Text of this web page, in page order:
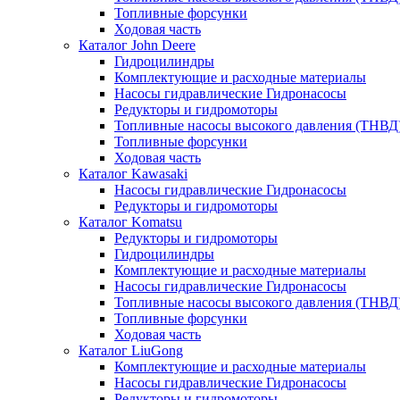
Топливные форсунки
Ходовая часть
Каталог John Deere
Гидроцилиндры
Комплектующие и расходные материалы
Насосы гидравлические Гидронасосы
Редукторы и гидромоторы
Топливные насосы высокого давления
Топливные форсунки
Ходовая часть
Каталог Kawasaki
Насосы гидравлические Гидронасосы
Редукторы и гидромоторы
Каталог Komatsu
Редукторы и гидромоторы
Гидроцилиндры
Комплектующие и расходные материалы
Насосы гидравлические Гидронасосы
Топливные насосы высокого давления
Топливные форсунки
Ходовая часть
Каталог LiuGong
Комплектующие и расходные материалы
Насосы гидравлические Гидронасосы